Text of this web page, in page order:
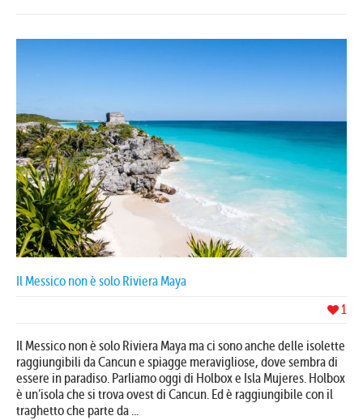
Il Messico non è solo Riviera Maya
1
Il Messico non è solo Riviera Maya ma ci sono anche delle isolette
raggiungibili da Cancun e spiagge meravigliose, dove sembra di
essere in paradiso. Parliamo oggi di Holbox e Isla Mujeres. Holbox
è un’isola che si trova ovest di Cancun. Ed è raggiungibile con il
traghetto che parte da ...